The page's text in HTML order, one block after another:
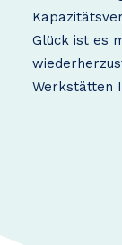
Glück ist es
Werkstätten